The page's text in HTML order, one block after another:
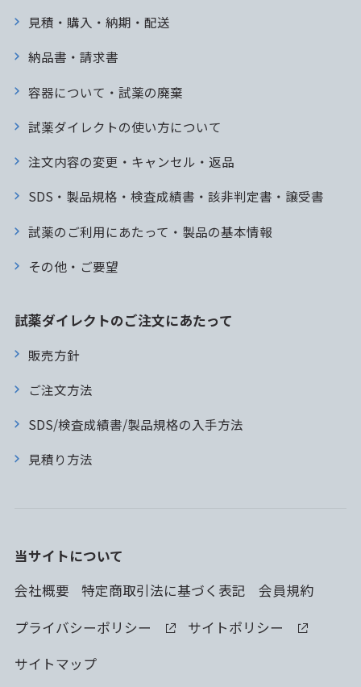
見積・購入・納期・配送
納品書・請求書
容器について・試薬の廃棄
試薬ダイレクトの使い方について
注文内容の変更・キャンセル・返品
SDS・製品規格・検査成績書・該非判定書・譲受書
試薬のご利用にあたって・製品の基本情報
その他・ご要望
試薬ダイレクトのご注文にあたって
販売方針
ご注文方法
SDS/検査成績書/製品規格の入手方法
見積り方法
当サイトについて
会社概要
特定商取引法に基づく表記
会員規約
プライバシーポリシー
サイトポリシー
サイトマップ